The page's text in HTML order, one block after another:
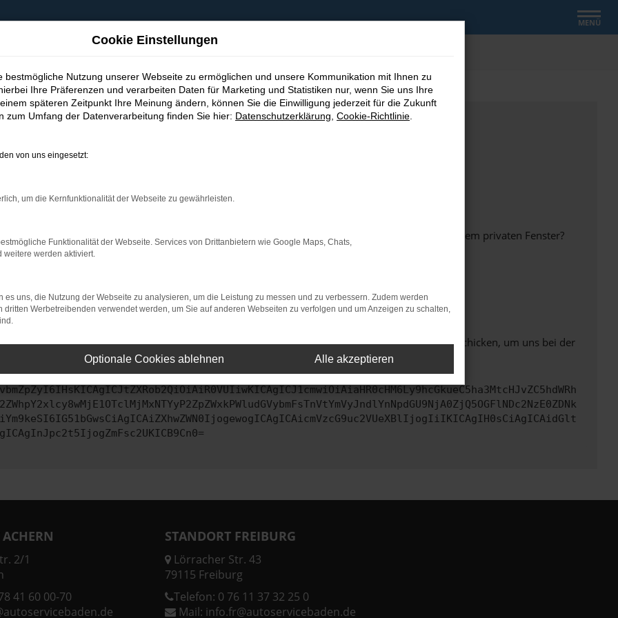
MENÜ
bestimmter Seiten verhindern. Funktioniert die Seite in einem anderen Browser oder in einem privaten Fenster?
beheben.
auf dem neuesten Stand sind.
kann auch dazu führen, dass bestimmte Funktionen nicht mehr unterstützt werden.
uns bitte. Wir werden versuchen, das Problem zu beheben. Du kannst uns diesen Text schicken, um uns bei der
2/1
41 60 00-70
STANDORT FREIBURG
Lörracher Str. 43
79115 Freiburg
Telefon: 0 76 11 37 32 25 0
Mail: info.fr@autoservicebaden.de
Cookie Einstellungen
bestmögliche Nutzung unserer Webseite zu ermöglichen und unsere Kommunikation mit Ihnen zu
Ihre Präferenzen und verarbeiten Daten für Marketing und Statistiken nur, wenn Sie uns Ihre
späteren Zeitpunkt Ihre Meinung ändern, können Sie die Einwilligung jederzeit für die Zukunft
zum Umfang der Datenverarbeitung finden Sie hier: Datenschutzerklärung Cookie-Richtlinie
von uns eingesetzt:
um die Kernfunktionalität der Webseite zu gewährleisten.
Funktionalität der Webseite. Services von Drittanbietern wie Google Maps, Chats,
weitere werden aktiviert.
es uns, die Nutzung der Webseite zu analysieren, um die Leistung zu messen und zu verbessern. Zudem werden
dritten Werbetreibenden verwendet werden, um Sie auf anderen Webseiten zu verfolgen und um Anzeigen zu schalten,
Optionale Cookies ablehnen Alle akzeptieren